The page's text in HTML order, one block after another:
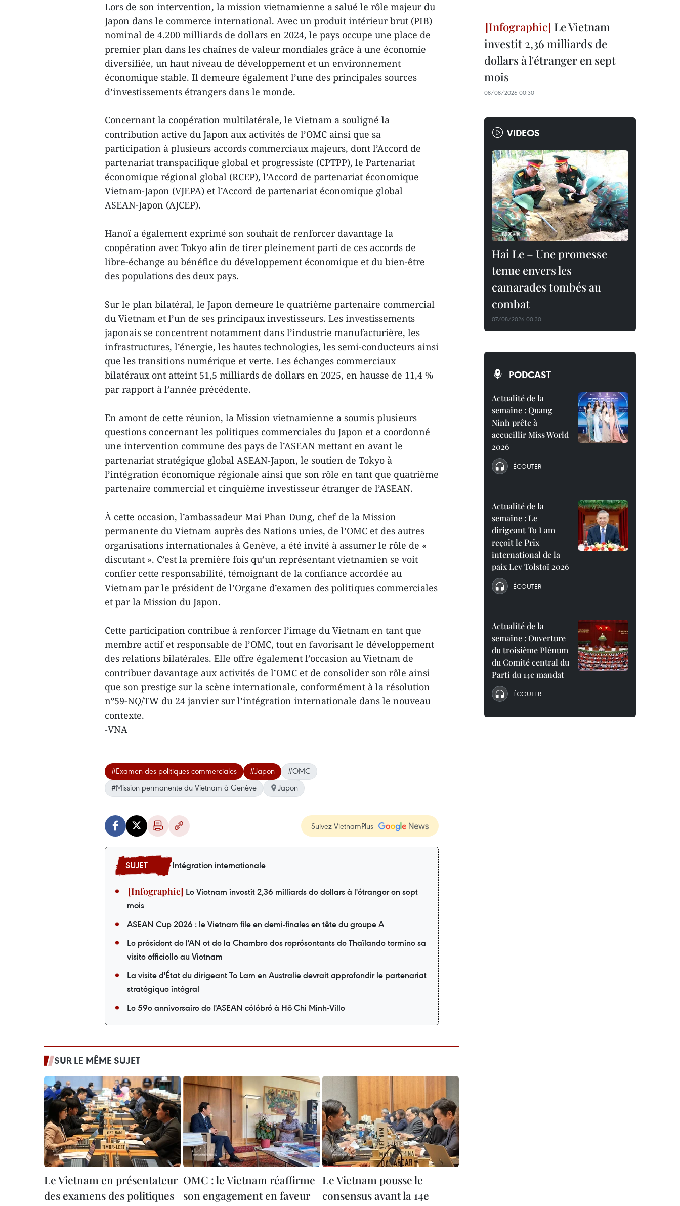
Lors de son intervention, la mission vietnamienne a salué le rôle majeur du
Japon dans le commerce international. Avec un produit intérieur brut (PIB)
nominal de 4.200 milliards de dollars en 2024, le pays occupe une place de
premier plan dans les chaînes de valeur mondiales grâce à une économie
diversifiée, un haut niveau de développement et un environnement
économique stable. Il demeure également l’une des principales sources
d’investissements étrangers dans le monde.
Concernant la coopération multilatérale, le Vietnam a souligné la
contribution active du Japon aux activités de l’OMC ainsi que sa
participation à plusieurs accords commerciaux majeurs, dont l’Accord de
partenariat transpacifique global et progressiste (CPTPP), le Partenariat
économique régional global (RCEP), l’Accord de partenariat économique
Vietnam-Japon (VJEPA) et l’Accord de partenariat économique global
ASEAN-Japon (AJCEP).
Hanoï a également exprimé son souhait de renforcer davantage la
coopération avec Tokyo afin de tirer pleinement parti de ces accords de
libre-échange au bénéfice du développement économique et du bien-être
des populations des deux pays.
Sur le plan bilatéral, le Japon demeure le quatrième partenaire commercial
du Vietnam et l’un de ses principaux investisseurs. Les investissements
japonais se concentrent notamment dans l’industrie manufacturière, les
infrastructures, l’énergie, les hautes technologies, les semi-conducteurs ainsi
que les transitions numérique et verte. Les échanges commerciaux
bilatéraux ont atteint 51,5 milliards de dollars en 2025, en hausse de 11,4 %
par rapport à l’année précédente.
En amont de cette réunion, la Mission vietnamienne a soumis plusieurs
questions concernant les politiques commerciales du Japon et a coordonné
une intervention commune des pays de l’ASEAN mettant en avant le
partenariat stratégique global ASEAN-Japon, le soutien de Tokyo à
l’intégration économique régionale ainsi que son rôle en tant que quatrième
partenaire commercial et cinquième investisseur étranger de l’ASEAN.
À cette occasion, l’ambassadeur Mai Phan Dung, chef de la Mission
permanente du Vietnam auprès des Nations unies, de l’OMC et des autres
organisations internationales à Genève, a été invité à assumer le rôle de «
discutant ». C’est la première fois qu’un représentant vietnamien se voit
confier cette responsabilité, témoignant de la confiance accordée au
Vietnam par le président de l’Organe d’examen des politiques commerciales
et par la Mission du Japon.
Cette participation contribue à renforcer l’image du Vietnam en tant que
membre actif et responsable de l’OMC, tout en favorisant le développement
des relations bilatérales. Elle offre également l’occasion au Vietnam de
contribuer davantage aux activités de l’OMC et de consolider son rôle ainsi
que son prestige sur la scène internationale, conformément à la résolution
n°59-NQ/TW du 24 janvier sur l’intégration internationale dans le nouveau
contexte.
-VNA
#Examen des politiques commerciales #Japon
#OMC
#Mission permanente du Vietnam à Genève
Japon
Suivez VietnamPlus
Intégration internationale
Le Vietnam investit 2,36 milliards de dollars à l'étranger en sept
mois
ASEAN Cup 2026 : le Vietnam file en demi-finales en tête du groupe A
Le président de l'AN et de la Chambre des représentants de Thaïlande termine sa
visite officielle au Vietnam
La visite d'État du dirigeant To Lam en Australie devrait approfondir le partenariat
stratégique intégral
Le 59e anniversaire de l'ASEAN célébré à Hô Chi Minh-Ville
SUR LE MÊME SUJET
Le Vietnam en présentateur
des examens des politiques
OMC : le Vietnam réaffirme
son engagement en faveur
Le Vietnam pousse le
consensus avant la 14e
Le Vietnam
investit 2,36 milliards de
dollars à l'étranger en sept
mois
08/08/2026 00:30
VIDEOS
Hai Le – Une promesse
tenue envers les
camarades tombés au
combat
07/08/2026 00:30
PODCAST
Actualité de la
semaine : Quang
Ninh prête à
accueillir Miss World
2026
ÉCOUTER
Actualité de la
semaine : Le
dirigeant To Lam
reçoit le Prix
international de la
paix Lev Tolstoï 2026
ÉCOUTER
Actualité de la
semaine : Ouverture
du troisième Plénum
du Comité central du
Parti du 14e mandat
ÉCOUTER